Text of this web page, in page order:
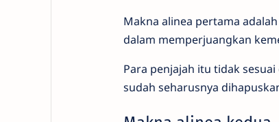
Makna alinea pertama
dalam memperjuangkan
Para penjajah itu tidak
sudah seharusnya